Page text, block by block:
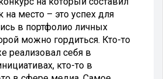
на место – это успех для
в портфолио личных
можно гордиться. Кто-то
реализовал себя в
кто-то в